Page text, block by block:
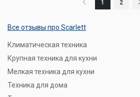
1 2
Все отзывы про Scarlett
Климатическая техника
Крупная техника для кухни
Мелкая техника для кухни
Техника для дома